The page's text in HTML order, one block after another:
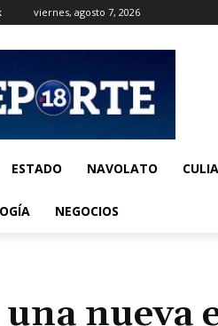
viernes, agosto 7, 2026
ESTADO NAVOLATO
NEGOCIOS
nueva